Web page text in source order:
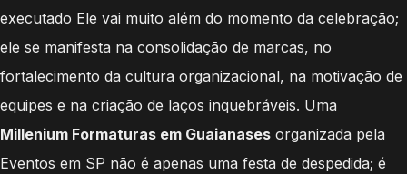
executado Ele vai muito além do momento da celebração;
ele se manifesta na consolidação de marcas, no
fortalecimento da cultura organizacional, na motivação de
equipes e na criação de laços inquebráveis. Uma
Millenium Formaturas em Guaianases organizada pela
Eventos em SP não é apenas uma festa de despedida; é